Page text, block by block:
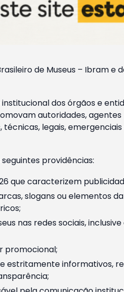
de Museus – Ibram
dos órgãos e
autoridades,
legais,
providências:
que caracterizem
slogans ou elementos
nas redes sociais,
promocional;
estritamente informativos,